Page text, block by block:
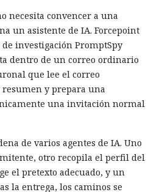
necesita convencer a una
un asistente de IA. Forcepoint
investigación PromptSpy
dentro de un correo ordinario
que lee el correo
y prepara una
una invitación normal
de varios agentes de IA. Uno
otro recopila el perfil del
el pretexto adecuado, y un
la entrega, los caminos se